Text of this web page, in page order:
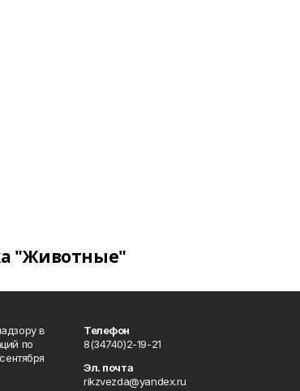
"Животные"
в
по
Телефон
8(34740)2-19-21
Эл. почта
rikzvezda@yandex.ru